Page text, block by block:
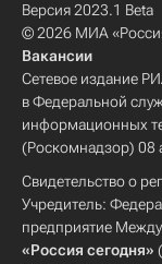
Версия 2023.1 Beta
© 2026 МИА
Вакансии
Сетевое издание
в Федеральной
информационных
(Роскомнадзор) 08
Свидетельство о
Учредитель:
предприятие
«Россия сегодня»